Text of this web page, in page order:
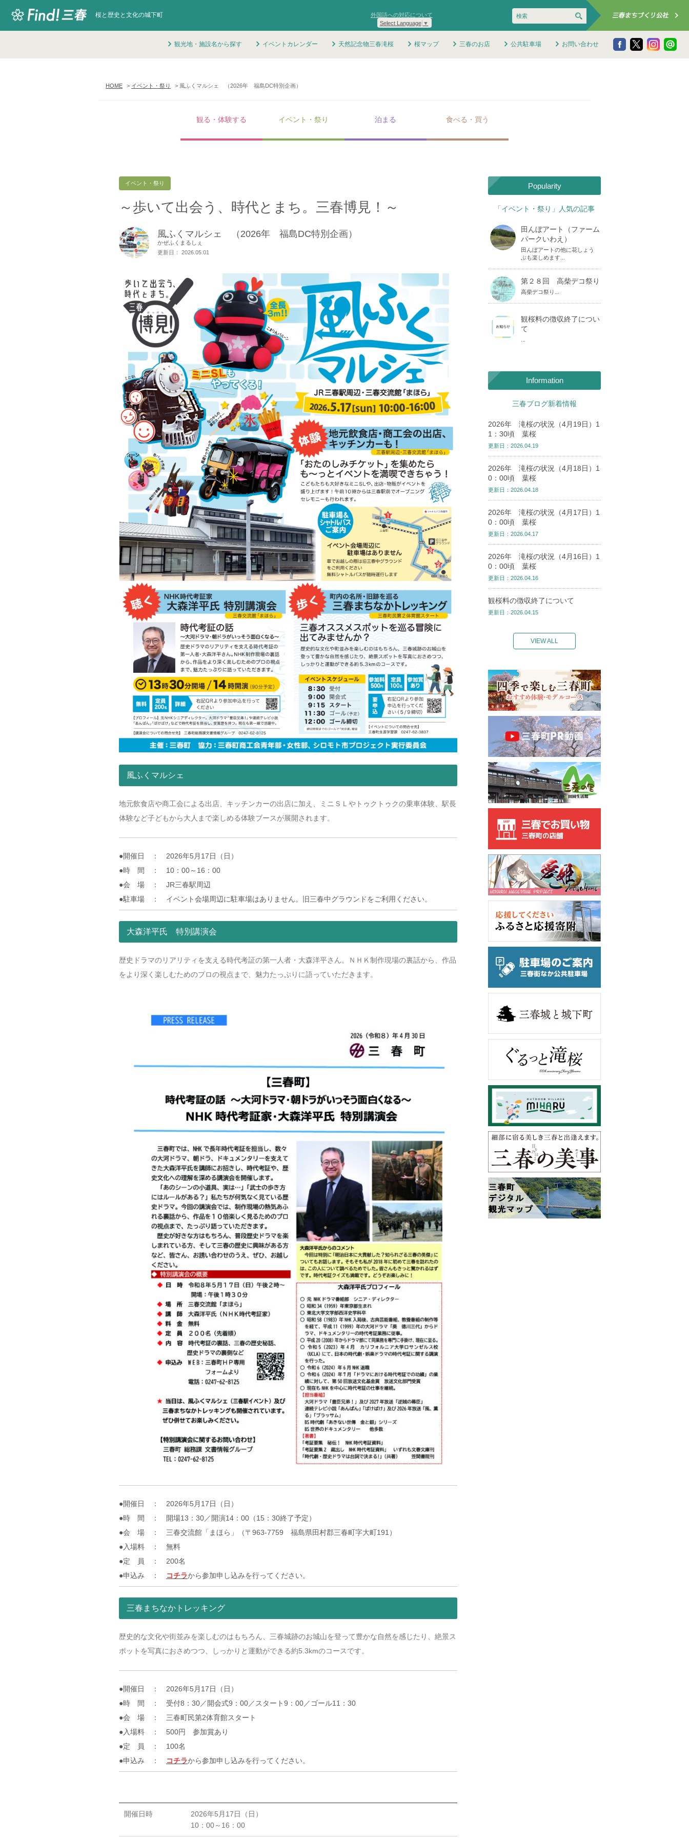
桜と歴史と文化の城下町
外国語への対応について
Select Language ▼
観光地・施設名から探す イベントカレンダー 天然記念物三春滝桜 桜マップ 三春のお店 公共駐車場 お問い合わせ
HOME イベント・祭り 風ふくマルシェ （2026年 福島DC特別企画）
観る・体験する イベント・祭り 泊まる 食べる・買う
イベント・祭り
～歩いて出会う、時代とまち。三春博見！～
風ふくマルシェ （2026年 福島DC特別企画）
かぜふくまるしぇ
更新日： 2026.05.01
風ふくマルシェ
地元飲食店や商工会による出店、キッチンカーの出店に加え、ミニＳＬやトゥクトゥクの乗車体験、駅長
体験など子どもから大人まで楽しめる体験ブースが展開されます。
●開催日 ： 2026年5月17日（日）
●時 間 ： 10：00～16：00
●会 場 ： JR三春駅周辺
●駐車場 ： イベント会場周辺に駐車場はありません。旧三春中グラウンドをご利用ください。
大森洋平氏 特別講演会
歴史ドラマのリアリティを支える時代考証の第一人者・大森洋平さん。ＮＨＫ制作現場の裏話から、作品
をより深く楽しむためのプロの視点まで、魅力たっぷりに語っていただきます。
●開催日 ： 2026年5月17日（日）
●時 間 ： 開場13：30／開演14：00（15：30終了予定）
●会 場 ： 三春交流館「まほら」（〒963-7759 福島県田村郡三春町字大町191）
●入場料 ： 無料
●定 員 ： 200名
●申込み ：
コチラから参加申し込みを行ってください。
三春まちなかトレッキング
歴史的な文化や街並みを楽しむのはもちろん、三春城跡のお城山を登って豊かな自然を感じたり、絶景ス
ポットを写真におさめつつ、しっかりと運動ができる約5.3kmのコースです。
●開催日 ： 2026年5月17日（日）
●時 間 ： 受付8：30／開会式9：00／スタート9：00／ゴール11：30
●会 場 ： 三春町民第2体育館スタート
●入場料 ： 500円 参加賞あり
●定 員 ： 100名
●申込み ：
コチラから参加申し込みを行ってください。
開催日時
2026年5月17日（日）
10：00～16：00
Popularity
「イベント・祭り」人気の記事
田んぼアート（ファーム
パークいわえ）
田んぼアートの他に花しょう
ぶも楽しめます...
第２８回 高柴デコ祭り
高柴デコ祭り...
観桜料の徴収終了につい
て
Information
三春ブログ新着情報
2026年 滝桜の状況（4月19日）1
1：30頃 葉桜
更新日：2026.04.19
2026年 滝桜の状況（4月18日）1
0：00頃 葉桜
更新日：2026.04.18
2026年 滝桜の状況（4月17日）1
0：00頃 葉桜
更新日：2026.04.17
2026年 滝桜の状況（4月16日）1
0：00頃 葉桜
更新日：2026.04.16
観桜料の徴収終了について
更新日：2026.04.15
VIEW ALL